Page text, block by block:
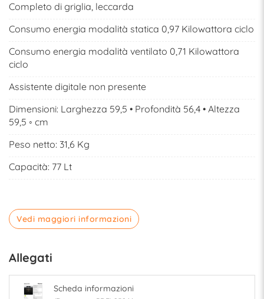
Completo di griglia, leccarda
Consumo energia modalità statica 0,97 Kilowattora ciclo
Consumo energia modalità ventilato 0,71 Kilowattora
ciclo
Assistente digitale non presente
Dimensioni: Larghezza 59,5 • Profondità 56,4 • Altezza
59,5 ◦ cm
Peso netto: 31,6 Kg
Capacità: 77 Lt
Vedi maggiori informazioni
Allegati
Scheda informazioni